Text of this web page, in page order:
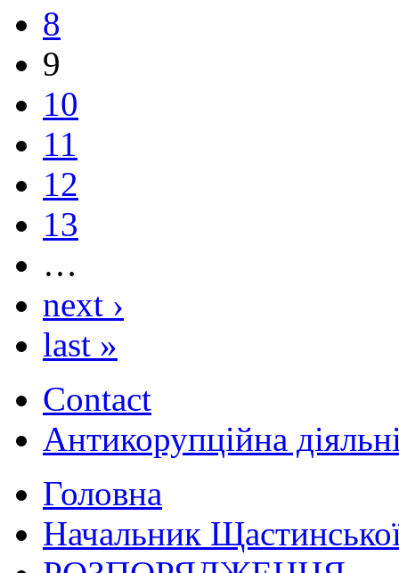
8
9
10
11
12
13
…
next ›
last »
Contact
Антикорупційна
Головна
Начальник